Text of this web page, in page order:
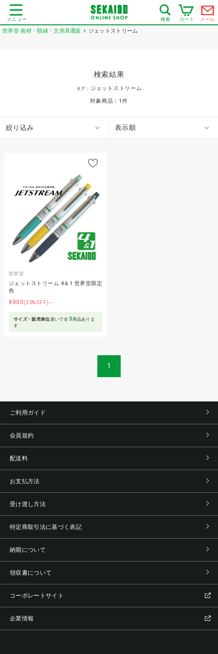
メニュー 検索 カート メール
世界堂 画材・額縁・文房具通販 ジェットストリーム
検索結果
タグ： ジェットストリーム
対象商品： 1 件
絞り込み 表示順
世界堂
ジェットストリーム 4＆1 世界堂限定
色
¥880(20%OFF)～
サイズ・販売単位違いで全3商品ありま
す
1
ご利用ガイド
会員規約
配送料
お支払方法
受け渡し方法
特定商取引法に基づく表記
納期について
領収書について
コーポレートサイト
企業情報